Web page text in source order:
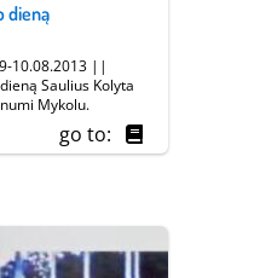
dieną
10.08.2013 ||
Saulius Kolyta
Mykolu.
go to: